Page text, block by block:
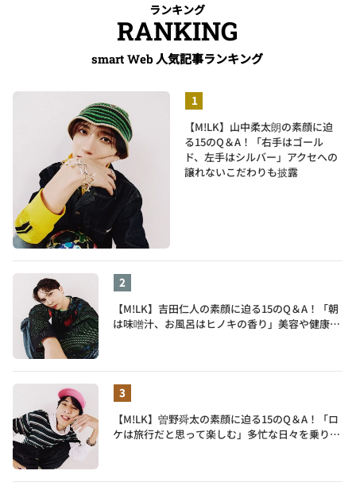
ランキング
RANKING
smart Web 人気記事ランキング
【M!LK】山中柔太朗の素顔に迫
る15のQ＆A！「右手はゴール
ド、左手はシルバー」アクセへの
譲れないこだわりも披露
【M!LK】吉田仁人の素顔に迫る15のQ＆A！「朝
は味噌汁、お風呂はヒノキの香り」美容や健康習
【M!LK】曽野舜太の素顔に迫る15のQ＆A！「ロ
ケは旅行だと思って楽しむ」多忙な日々を乗り切